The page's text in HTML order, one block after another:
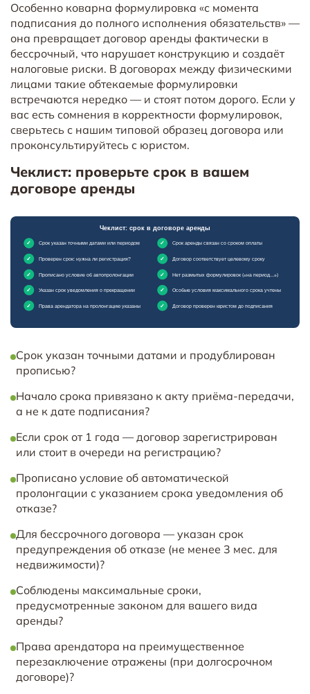
Особенно коварна формулировка «с момента
подписания до полного исполнения обязательств» —
она превращает договор аренды фактически в
бессрочный, что нарушает конструкцию и создаёт
налоговые риски. В договорах между физическими
лицами такие обтекаемые формулировки
встречаются нередко — и стоят потом дорого. Если у
вас есть сомнения в корректности формулировок,
сверьтесь с нашим типовой образец договора или
проконсультируйтесь с юристом.
Чеклист: проверьте срок в вашем
договоре аренды
Срок указан точными датами и продублирован
прописью?
Начало срока привязано к акту приёма-передачи,
а не к дате подписания?
Если срок от 1 года — договор зарегистрирован
или стоит в очереди на регистрацию?
Прописано условие об автоматической
пролонгации с указанием срока уведомления об
отказе?
Для бессрочного договора — указан срок
предупреждения об отказе (не менее 3 мес. для
недвижимости)?
Соблюдены максимальные сроки,
предусмотренные законом для вашего вида
аренды?
Права арендатора на преимущественное
перезаключение отражены (при долгосрочном
договоре)?